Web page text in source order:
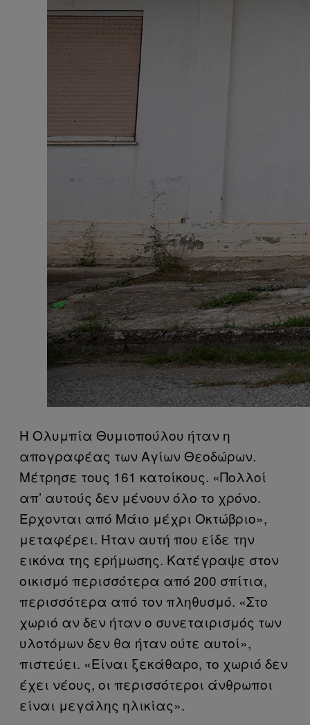
Η Ολυμπία Θυμιοπούλου ήταν η
απογραφέας των Αγίων Θεοδώρων.
Μέτρησε τους 161 κατοίκους. «Πολλοί
απ’ αυτούς δεν μένουν όλο το χρόνο.
Έρχονται από Μάιο μέχρι Οκτώβριο»,
μεταφέρει. Ήταν αυτή που είδε την
εικόνα της ερήμωσης. Κατέγραψε στον
οικισμό περισσότερα από 200 σπίτια,
περισσότερα από τον πληθυσμό. «Στο
χωριό αν δεν ήταν ο συνεταιρισμός των
υλοτόμων δεν θα ήταν ούτε αυτοί»,
πιστεύει. «Είναι ξεκάθαρο, το χωριό δεν
έχει νέους, οι περισσότεροι άνθρωποι
είναι μεγάλης ηλικίας».